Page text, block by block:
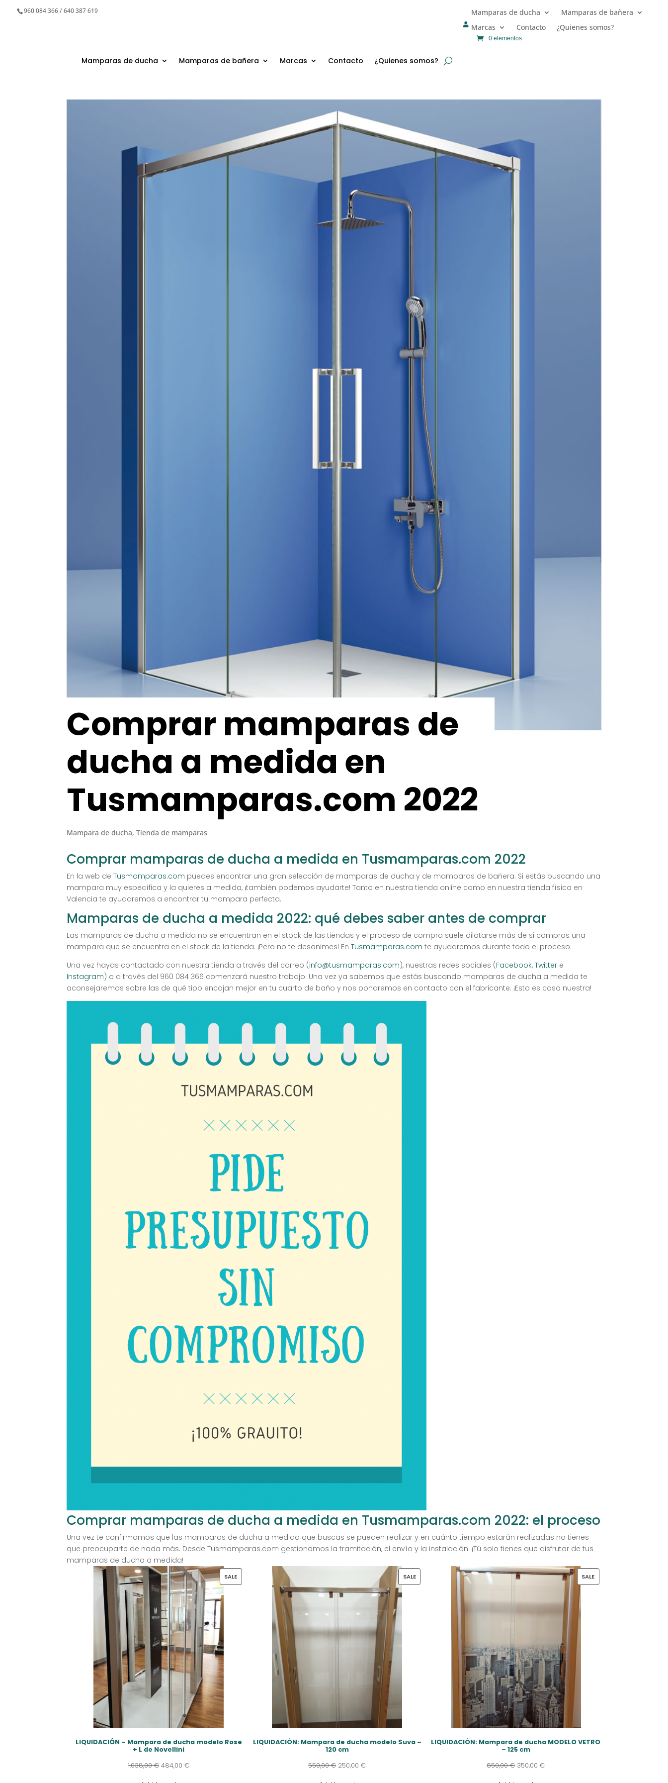
960 084 366 / 640 387 619 Mamparas de ducha
Mamparas de bañera
Marcas
Contacto ¿Quienes somos?
0 elementos

Mamparas de ducha Mamparas de bañera Marcas Contacto ¿Quienes somos?
Comprar mamparas de
ducha a medida en
Tusmamparas.com 2022
Mampara de ducha,Tienda de mamparas
Comprar mamparas de ducha a medida en Tusmamparas.com 2022
En la web deTusmamparas.com puedes encontrar una gran selección de mamparas de ducha y de mamparas de bañera. Si estás buscando una
mampara muy específica y la quieres a medida, ¡también podemos ayudarte! Tanto en nuestra tienda online como en nuestra tienda física en
Valencia te ayudaremos a encontrar tu mampara perfecta.
Mamparas de ducha a medida 2022: qué debes saber antes de comprar
Las mamparas de ducha a medida no se encuentran en el stock de las tiendas y el proceso de compra suele dilatarse más de si compras una
mampara que se encuentra en el stock de la tienda. ¡Pero no te desanimes! EnTusmamparas.com te ayudaremos durante todo el proceso.
Una vez hayas contactado con nuestra tienda a través del correo (info@tusmamparas.com), nuestras redes sociales (Facebook, Twitter e
Instagram) o a través del 960 084 366 comenzará nuestro trabajo. Una vez ya sabemos que estás buscando mamparas de ducha a medida te
aconsejaremos sobre las de qué tipo encajan mejor en tu cuarto de baño y nos pondremos en contacto con el fabricante. ¡Esto es cosa nuestra!
Comprar mamparas de ducha a medida en Tusmamparas.com 2022: el proceso
Una vez te confirmamos que las mamparas de ducha a medida que buscas se pueden realizar y en cuánto tiempo estarán realizadas no tienes
que preocuparte de nada más. Desde Tusmamparas.com gestionamos la tramitación, el envío y la instalación. ¡Tú solo tienes que disfrutar de tus
mamparas de ducha a medida!
SALEPRODUCT
LIQUIDACIÓN – Mampara de ducha modelo Rose
+ L de Novellini
1.038,00€ 484,00 €
SALEPRODUCT
LIQUIDACIÓN: Mampara de ducha modelo Suva –
120 cm
550,00€ 250,00€
SALEPRODUCT
LIQUIDACIÓN: Mampara de ducha MODELO VETRO
– 125 cm
650,00€ 350,00€